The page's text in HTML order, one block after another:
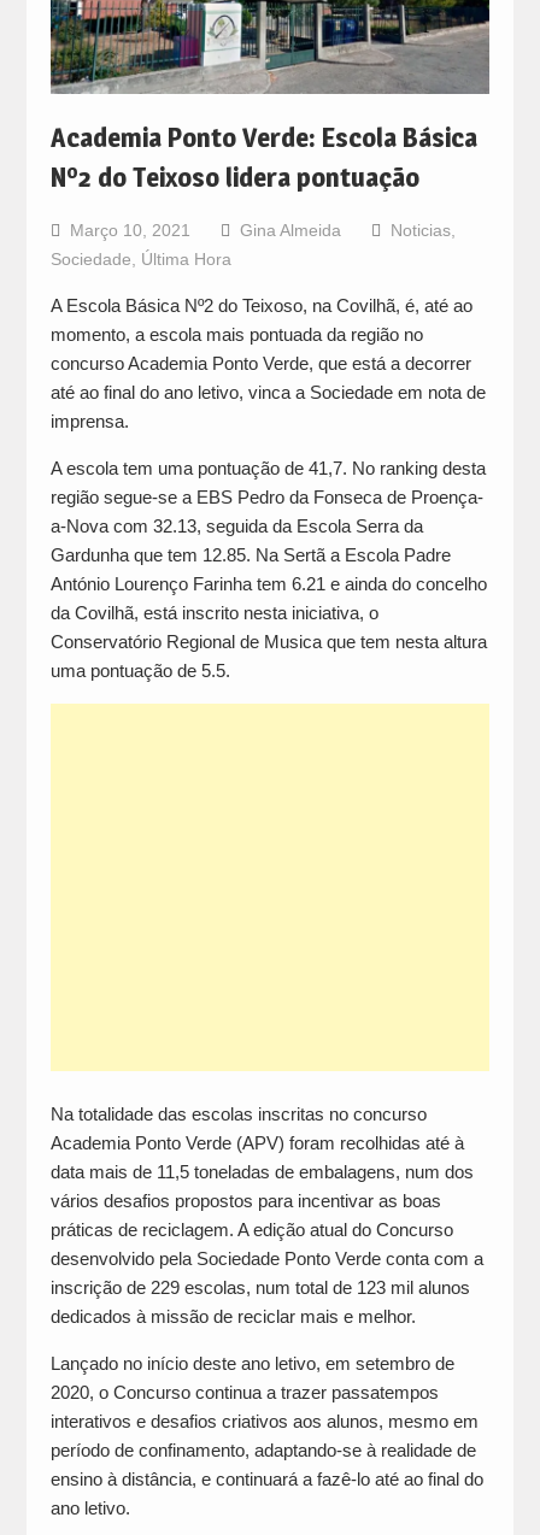
Academia Ponto Verde: Escola Básica
Nº2 do Teixoso lidera pontuação
Março 10, 2021 Gina Almeida Noticias,
Sociedade
Última Hora
A Escola Básica Nº2 do Teixoso, na Covilhã, é, até ao
momento, a escola mais pontuada da região no
concurso Academia Ponto Verde, que está a decorrer
até ao final do ano letivo, vinca a Sociedade em nota de
imprensa.
A escola tem uma pontuação de 41,7. No ranking desta
região segue-se a EBS Pedro da Fonseca de Proença-
a-Nova com 32.13, seguida da Escola Serra da
Gardunha que tem 12.85. Na Sertã a Escola Padre
António Lourenço Farinha tem 6.21 e ainda do concelho
da Covilhã, está inscrito nesta iniciativa, o
Conservatório Regional de Musica que tem nesta altura
uma pontuação de 5.5.
Na totalidade das escolas inscritas no concurso
Academia Ponto Verde (APV) foram recolhidas até à
data mais de 11,5 toneladas de embalagens, num dos
vários desafios propostos para incentivar as boas
práticas de reciclagem. A edição atual do Concurso
desenvolvido pela Sociedade Ponto Verde conta com a
inscrição de 229 escolas, num total de 123 mil alunos
dedicados à missão de reciclar mais e melhor.
Lançado no início deste ano letivo, em setembro de
2020, o Concurso continua a trazer passatempos
interativos e desafios criativos aos alunos, mesmo em
período de confinamento, adaptando-se à realidade de
ensino à distância, e continuará a fazê-lo até ao final do
ano letivo.